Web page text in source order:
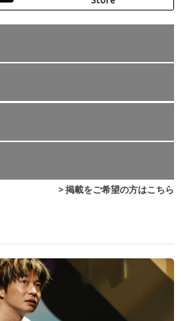
> 掲載をご希望の方はこちら